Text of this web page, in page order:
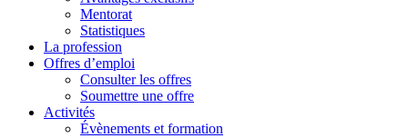
Mentorat
Statistiques
La profession
Offres d’emploi
Consulter les offres
Soumettre une offre
Activités
Évènements et formation